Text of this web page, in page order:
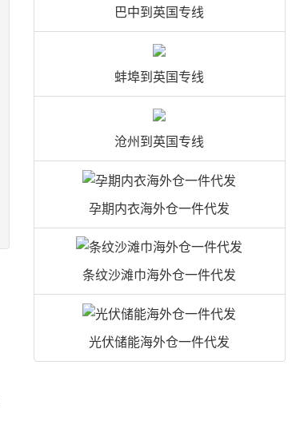
巴中到英国专线
蚌埠到英国专线
沧州到英国专线
孕期内衣海外仓一件代发
条纹沙滩巾海外仓一件代发
光伏储能海外仓一件代发